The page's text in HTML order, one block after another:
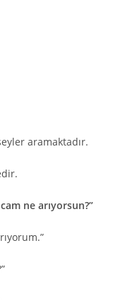
aramaktadır.
ne arıyorsun?”